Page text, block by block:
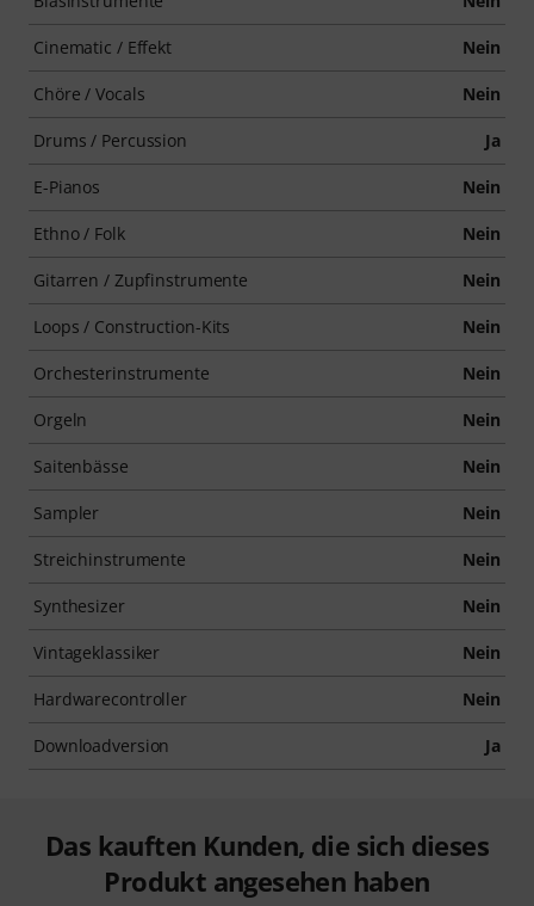
Cinematic / Effekt Nein
Chöre / Vocals Nein
Drums / Percussion Ja
E-Pianos Nein
Ethno / Folk Nein
Gitarren / Zupfinstrumente Nein
Loops / Construction-Kits Nein
Orchesterinstrumente Nein
Orgeln Nein
Saitenbässe Nein
Sampler Nein
Streichinstrumente Nein
Synthesizer Nein
Vintageklassiker Nein
Hardwarecontroller Nein
Downloadversion Ja
Das kauften Kunden, die sich dieses
Produkt angesehen haben